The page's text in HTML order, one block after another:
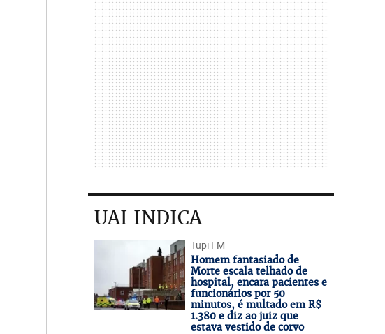
UAI INDICA
Tupi FM
Homem fantasiado de
Morte escala telhado de
hospital, encara pacientes e
funcionários por 50
minutos, é multado em R$
1.380 e diz ao juiz que
estava vestido de corvo